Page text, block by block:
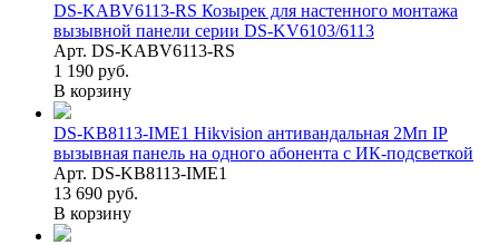
DS-KABV6113-RS Козырек для настенного монтажа
вызывной панели серии DS-KV6103/6113
Арт. DS-KABV6113-RS
1 190 руб.
В корзину
DS-KB8113-IME1 Hikvision антивандальная 2Мп IP
вызывная панель на одного абонента с ИК-подсветкой
Арт. DS-KB8113-IME1
13 690 руб.
В корзину